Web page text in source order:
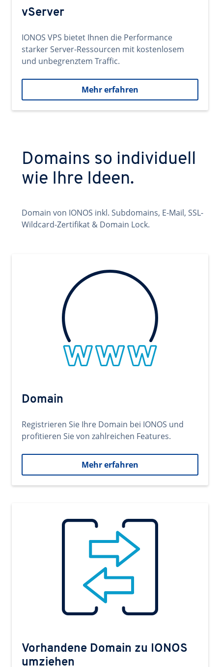
vServer
IONOS VPS bietet Ihnen die Performance
starker Server-Ressourcen mit kostenlosem
und unbegrenztem Traffic.
Mehr erfahren
Domains so individuell
wie Ihre Ideen.
Domain von IONOS inkl. Subdomains, E-Mail, SSL-
Wildcard-Zertifikat & Domain Lock.
Domain
Registrieren Sie Ihre Domain bei IONOS und
profitieren Sie von zahlreichen Features.
Mehr erfahren
Vorhandene Domain zu IONOS
umziehen